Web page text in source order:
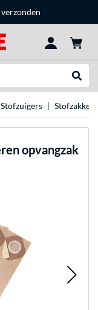
Stofzuigers Stofzakken
opvangzak